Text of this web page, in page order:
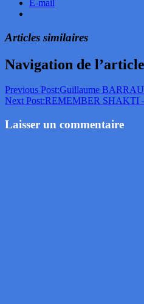
E-mail
Articles similaires
Navigation de l’article
Previous Post:Guillaume
Next Post:REMEMBER SHAKTI
Laisser un commentaire